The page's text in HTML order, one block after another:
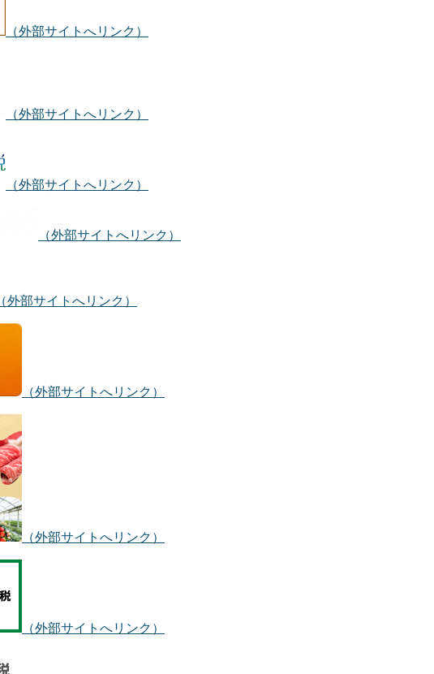
（外部サイトへリンク）
（外部サイトへリンク）
（外部サイトへリンク）
（外部サイトへリンク）
（外部サイトへリンク）
（外部サイトへリンク）
（外部サイトへリンク）
（外部サイトへリンク）